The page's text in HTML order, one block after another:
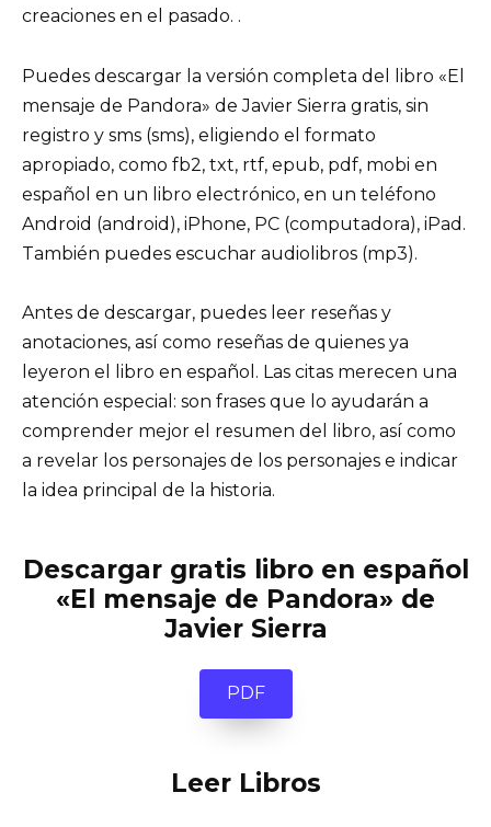
creaciones en el pasado. .
Puedes descargar la versión completa del libro «El
mensaje de Pandora» de Javier Sierra gratis, sin
registro y sms (sms), eligiendo el formato
apropiado, como fb2, txt, rtf, epub, pdf, mobi en
español en un libro electrónico, en un teléfono
Android (android), iPhone, PC (computadora), iPad.
También puedes escuchar audiolibros (mp3).
Antes de descargar, puedes leer reseñas y
anotaciones, así como reseñas de quienes ya
leyeron el libro en español. Las citas merecen una
atención especial: son frases que lo ayudarán a
comprender mejor el resumen del libro, así como
a revelar los personajes de los personajes e indicar
la idea principal de la historia.
Descargar gratis libro en español
«El mensaje de Pandora» de
Javier Sierra
PDF
Leer Libros